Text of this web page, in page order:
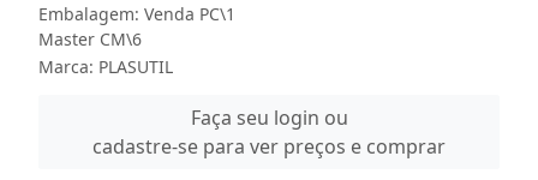
Embalagem: Venda PC\1
Master CM\6
Marca: PLASUTIL
Faça seu login ou
cadastre-se para ver preços e comprar